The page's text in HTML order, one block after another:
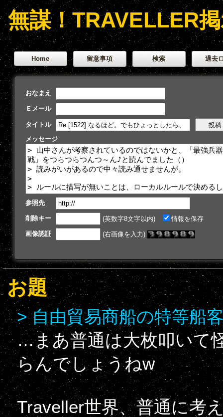
無謀！TRAVELLER
Home 留意事項 検索 過去
おなまえ
Ｅメール
タイトル
メッセージ
参照先
削除キー (英数字8文字以内)
情報を保存
画像認証
(右画像を入力)
お題
> 自由貿易商船の特等船
…まあ普通は大枚叩いて
らんでしょうねw
Traveller世界、普通に考